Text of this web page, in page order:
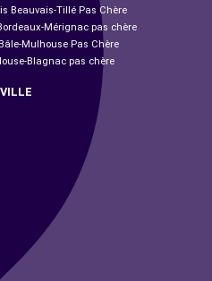
Beauvais-Tillé Pas Chère
Mérignac pas chère
Mulhouse Pas Chère
Blagnac pas chère